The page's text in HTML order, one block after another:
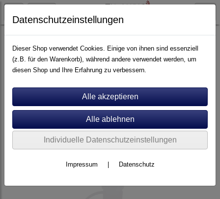
Pflege Reinigungsmittel
Datenschutzeinstellungen
Dieser Shop verwendet Cookies. Einige von ihnen sind essenziell
(z.B. für den Warenkorb), während andere verwendet werden, um
diesen Shop und Ihre Erfahrung zu verbessern.
Individuelle Datenschutzeinstellungen
Impressum Datenschutz